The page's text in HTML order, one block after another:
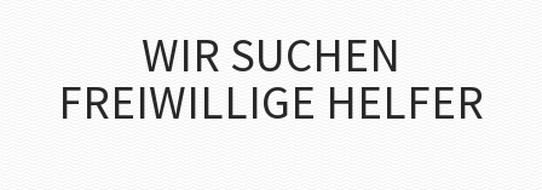
WIR SUCHEN
FREIWILLIGE HELFER